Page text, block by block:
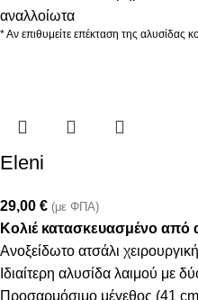
αναλλοίωτα
* Αν επιθυμείτε επέκταση της αλυσίδας
Eleni
29,00 € (με ΦΠΑ)
Κολιέ κατασκευασμένο από
Ανοξείδωτο ατσάλι
Ιδιαίτερη αλυσίδα λαιμού με
Προσαρμόσιμο μέγεθος (41